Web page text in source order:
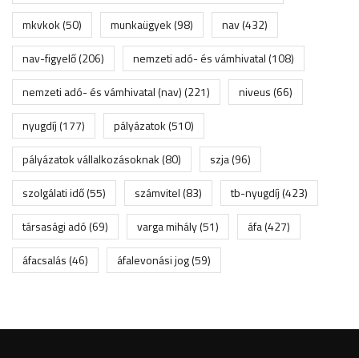
mkvkok(50) munkaügyek(98) nav(432)
nav-figyelő(206) nemzeti adó- és vámhivatal(108)
nemzeti adó- és vámhivatal (nav)(221) niveus(66)
nyugdíj(177) pályázatok(510)
pályázatok vállalkozásoknak(80) szja(96)
szolgálati idő(55) számvitel(83) tb-nyugdíj(423)
társasági adó(69) varga mihály(51) áfa(427)
áfacsalás(46) áfalevonási jog(59)